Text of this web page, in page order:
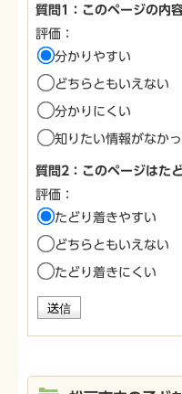
質問1：このページの内
評価：
分かりやすい
どちらともいえない
分かりにくい
知りたい情報がなか
質問2：このページはた
評価：
たどり着きやすい
どちらともいえない
たどり着きにくい